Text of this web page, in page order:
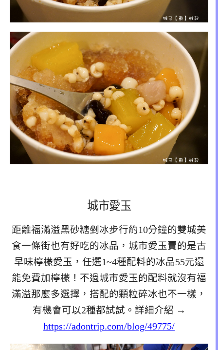
城市愛玉
距離福滿溢黑砂糖剉冰步行約10分鐘的雙城美
食一條街也有好吃的冰品，城市愛玉賣的是古
早味檸檬愛玉，任選1~4種配料的冰品55元還
能免費加檸檬！不過城市愛玉的配料就沒有福
滿溢那麼多選擇，搭配的顆粒碎冰也不一樣，
有機會可以2種都試試。詳細介紹 →
https://adontrip.com/blog/49775/